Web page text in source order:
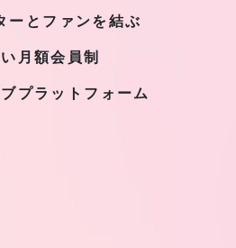
ーとファンを結ぶ
月額会員制
プラットフォーム